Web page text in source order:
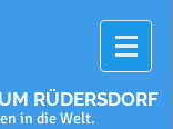
RÜDERSDORF
in die Welt.